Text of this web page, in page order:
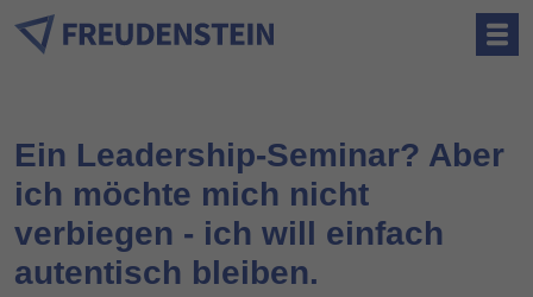
Ein Leadership-Seminar? Aber
ich möchte mich nicht
verbiegen - ich will einfach
autentisch bleiben.